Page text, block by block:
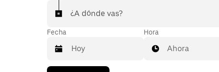
¿A dónde vas?
Fecha Hora
Ahora